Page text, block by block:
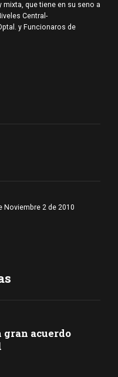
que tiene en su seno a
Central-
y Funcionaros de
Noviembre 2 de 2010
gran acuerdo